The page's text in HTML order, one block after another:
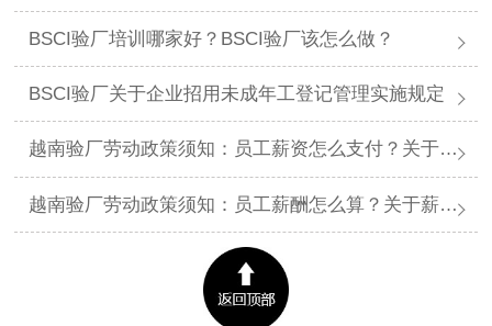
BSCI验厂培训哪家好？BSCI验厂该怎么做？
BSCI验厂关于企业招用未成年工登记管理实施规定
越南验厂劳动政策须知：员工薪资怎么支付？关于薪资支付有哪些规定呢？
越南验厂劳动政策须知：员工薪酬怎么算？关于薪酬有哪些规定呢？​